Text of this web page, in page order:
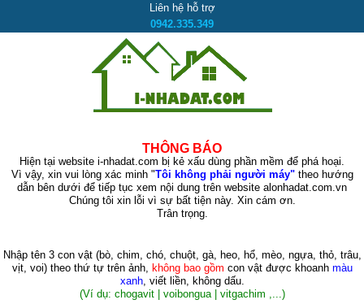
Liên hệ hỗ trợ
0942.335.349
THÔNG BÁO
Hiện tại website i-nhadat.com bị kẻ xấu dùng phần mềm để phá hoại.
Vì vậy, xin vui lòng xác minh "Tôi không phải người máy"theo hướng
dẫn bên dưới để tiếp tục xem nội dung trên website alonhadat.com.vn
Chúng tôi xin lỗi vì sự bất tiện này. Xin cám ơn.
Trân trọng.
Nhập tên 3 con vật (bò, chim, chó, chuột, gà, heo, hổ, mèo, ngựa, thỏ, trâu,
vịt, voi)theo thứ tự trên ảnh, không bao gồm con vật được khoanh màu
xanh, viết liền, không dấu.
(Ví dụ: chogavit | voibongua | vitgachim ,...)